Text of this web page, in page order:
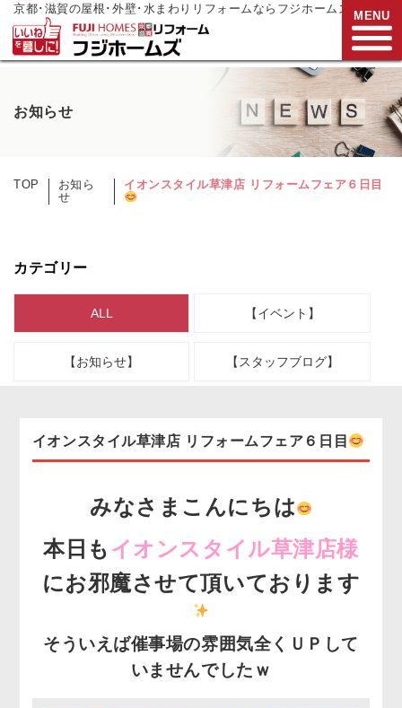
京都･滋賀の屋根･外壁･水まわりリフォームならフジホームズ
お電話でご相談
0120-272-833
営業時間:9:00～17:00水曜日定休
HOME
現場リポート
リフォーム支援制度
お客様の声
無料お見積り お問い合わせ
MENU
お知らせ
TOP
お知ら
せ
イオンスタイル草津店 リフォームフェア６日目
カテゴリー
ALL 【イベント】
【お知らせ】 【スタッフブログ】
イオンスタイル草津店 リフォームフェア６日目
みなさまこんにちは
本日もイオンスタイル草津店様
にお邪魔させて頂いております
そういえば催事場の雰囲気全くＵＰして
いませんでしたｗ